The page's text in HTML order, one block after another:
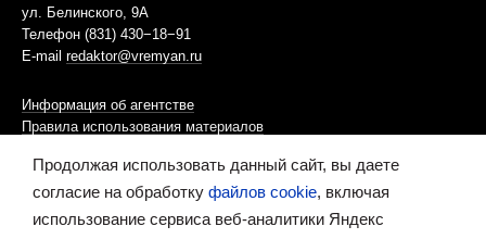
ул. Белинского, 9А
Телефон (831) 430−18−91
E-mail redaktor@vremyan.ru
Информация об агентстве
Правила использования материалов
Информационная политика использования «cookies»-файлов
Ресурс содержит материалы 16+
Продолжая использовать данный сайт, вы даете
согласие на обработку файлов cookie, включая
использование сервиса веб-аналитики Яндекс